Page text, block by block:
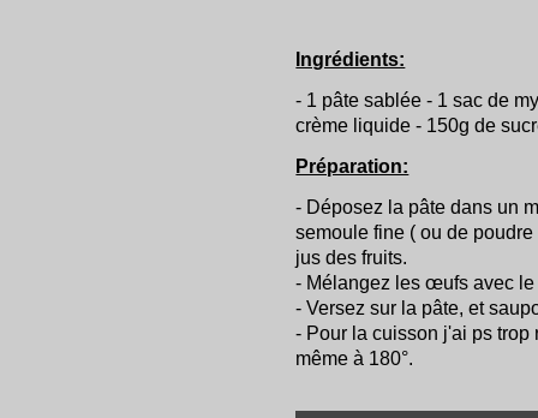
Ingrédients:
- 1 pâte sablée - 1 sac de
crème liquide - 150g de
Préparation:
- Déposez la pâte dans un
semoule fine ( ou de
jus des fruits.
- Mélangez les œufs avec
- Versez sur la pâte, et
- Pour la cuisson j'ai ps trop
même à 180°.